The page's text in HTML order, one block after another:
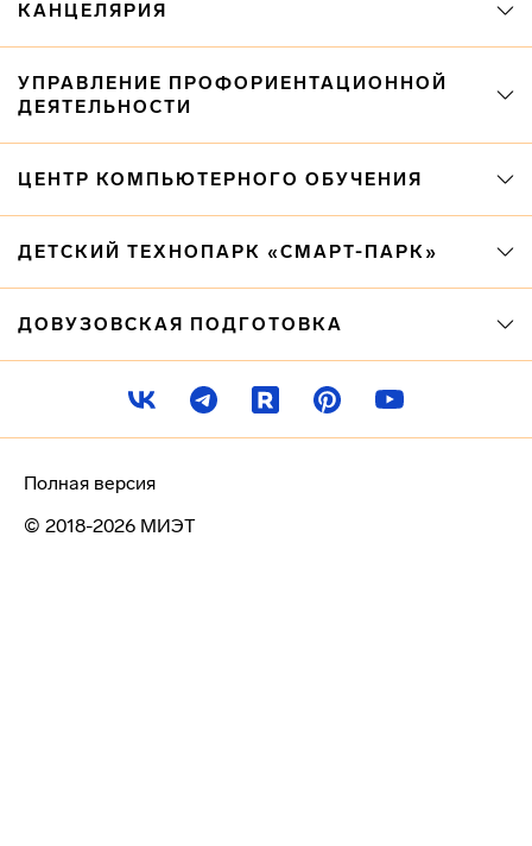
КАНЦЕЛЯРИЯ
УПРАВЛЕНИЕ ПРОФОРИЕНТАЦИОННОЙ
ДЕЯТЕЛЬНОСТИ
ЦЕНТР КОМПЬЮТЕРНОГО ОБУЧЕНИЯ
ДЕТСКИЙ ТЕХНОПАРК «СМАРТ-ПАРК»
ДОВУЗОВСКАЯ ПОДГОТОВКА
© 2018-2026 МИЭТ
Полная версия